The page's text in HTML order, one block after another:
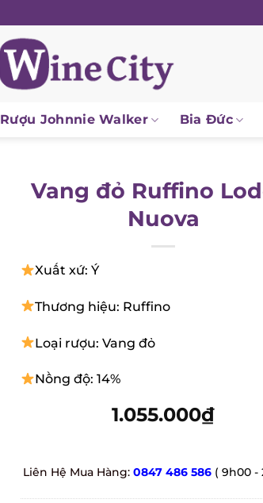
Rượu Johnnie Walker Bia Đức
Vang đỏ Ruffino
Nuova
Xuất xứ: Ý
Thương hiệu: Ruffino
Loại rượu: Vang đỏ
Nồng độ: 14%
1.055.000₫
Liên Hệ Mua Hàng:0847 486 586 ( 9h00 -